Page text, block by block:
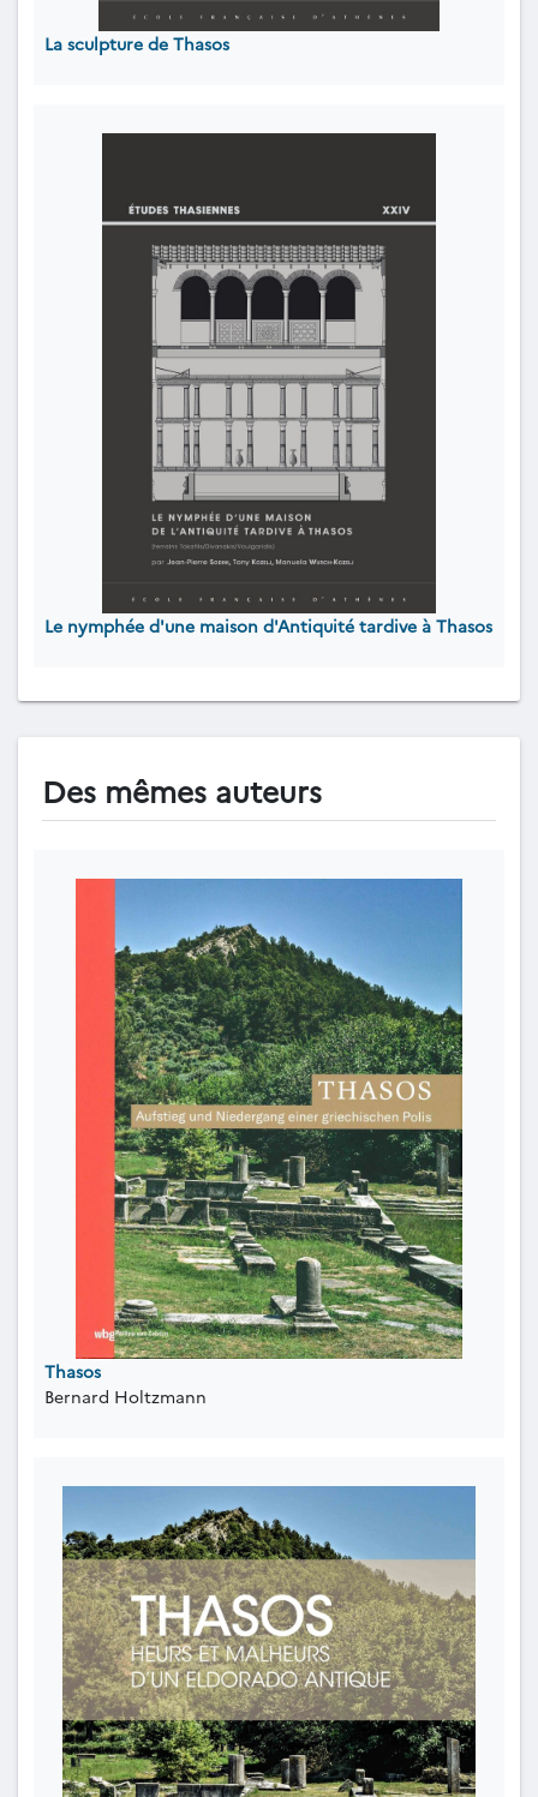
La sculpture de Thasos
Le nymphée d'une maison d'Antiquité tardive à Thasos
Des mêmes auteurs
Thasos
Bernard Holtzmann